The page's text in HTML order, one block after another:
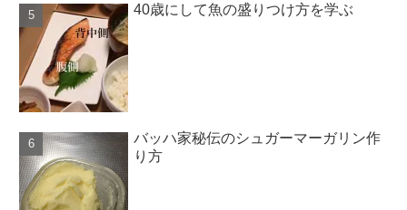
40歳にして魚の盛りつけ方を学ぶ
バッハ家秘伝のシュガーマーガリン作
り方